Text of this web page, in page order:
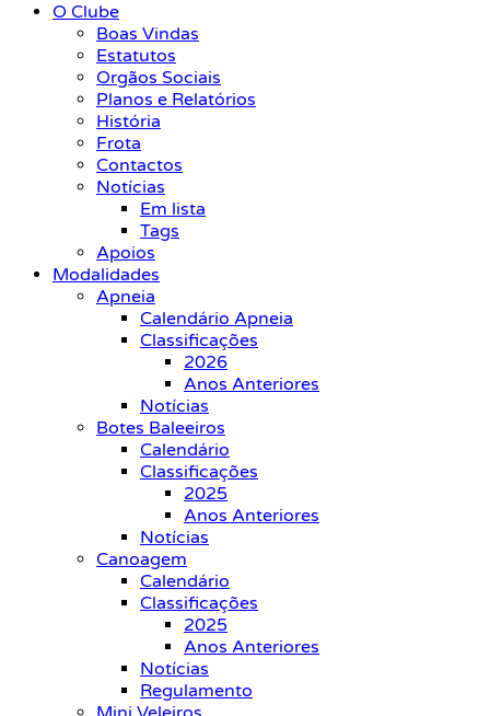
O Clube
Boas Vindas
Estatutos
Orgãos Sociais
Planos e Relatórios
História
Frota
Contactos
Notícias
Em lista
Tags
Apoios
Modalidades
Apneia
Calendário Apneia
Classificações
2026
Anos Anteriores
Notícias
Botes Baleeiros
Calendário
Classificações
2025
Anos Anteriores
Notícias
Canoagem
Calendário
Classificações
2025
Anos Anteriores
Notícias
Regulamento